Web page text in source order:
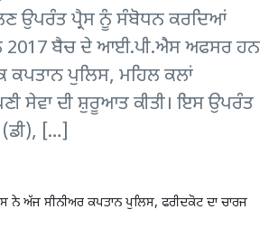
ਉਪਰੰਤ ਪ੍ਰੈਸ ਨੂੰ ਸੰਬੋਧਨ ਕਰਦਿਆਂ
2017 ਬੈਚ ਦੇ ਆਈ.ਪੀ.ਐਸ ਅਫਸਰ ਹਨ
ਕਪਤਾਨ ਪੁਲਿਸ, ਮਹਿਲ ਕਲਾਂ
ਸੇਵਾ ਦੀ ਸ਼ੁਰੂਆਤ ਕੀਤੀ। ਇਸ ਉਪਰੰਤ
[…]
ਨੇ ਅੱਜ ਸੀਨੀਅਰ ਕਪਤਾਨ ਪੁਲਿਸ, ਫਰੀਦਕੋਟ ਦਾ ਚਾਰਜ